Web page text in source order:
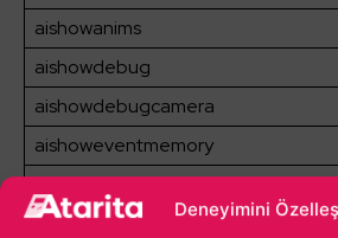
Deneyimini
aishowanims
aishowdebug
aishowdebugcamera
aishoweventmemory
aishowhealth
aishownavgraph